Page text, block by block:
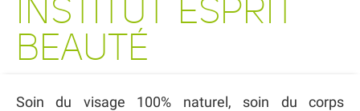
INSTITUT ESPRIT
BEAUTÉ
Soin du visage 100% naturel, soin du corps